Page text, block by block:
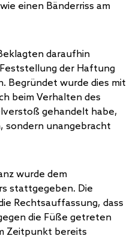
einen Bänderriss am
daraufhin
der Haftung
Begründet wurde dies mit
beim Verhalten des
gehandelt habe,
sondern unangebracht
wurde dem
stattgegeben. Die
Rechtsauffassung, dass
die Füße getreten
Zeitpunkt bereits